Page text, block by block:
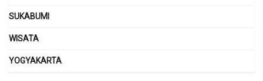
SUKABUMI
WISATA
YOGYAKARTA